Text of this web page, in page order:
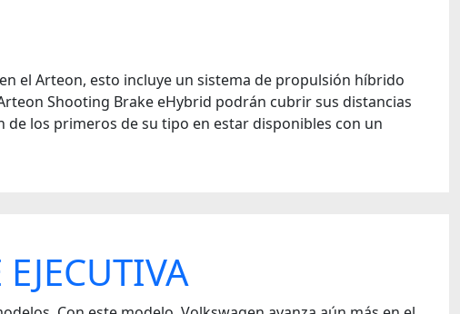
el Arteon, esto incluye un sistema de propulsión híbrido
Shooting Brake eHybrid podrán cubrir sus distancias
los primeros de su tipo en estar disponibles con un